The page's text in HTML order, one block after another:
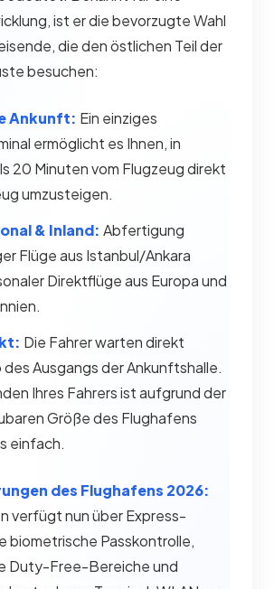
ist er die bevorzugte Wahl
die den östlichen Teil der
besuchen:
Ankunft: Ein einziges
ermöglicht es Ihnen, in
20 Minuten vom Flugzeug direkt
umzusteigen.
& Inland: Abfertigung
Flüge aus Istanbul/Ankara
Direktflüge aus Europa und
Die Fahrer warten direkt
des Ausgangs der Ankunftshalle.
Ihres Fahrers ist aufgrund der
Größe des Flughafens
einfach.
des Flughafens 2026:
verfügt nun über Express-
biometrische Passkontrolle,
Duty-Free-Bereiche und